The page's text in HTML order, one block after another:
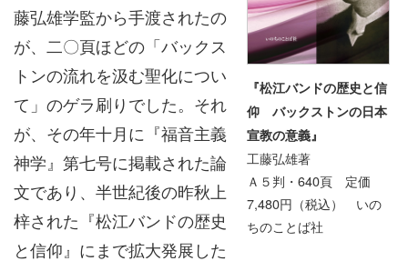
『松江バンドの歴史と信
仰 バックストンの日本
宣教の意義』
工藤弘雄著
Ａ５判・640頁 定価
7,480円（税込） いの
ちのことば社
藤弘雄学監から手渡されたの
が、二〇頁ほどの「バックス
トンの流れを汲む聖化につい
て」のゲラ刷りでした。それ
が、その年十月に『福音主義
神学』第七号に掲載された論
文であり、半世紀後の昨秋上
梓された『松江バンドの歴史
と信仰』にまで拡大発展した